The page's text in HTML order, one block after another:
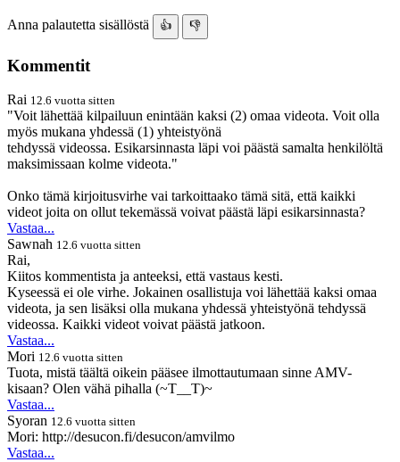
Anna palautetta sisällöstä 👍 👎
Kommentit
Rai 12.6 vuotta sitten
"Voit lähettää kilpailuun enintään kaksi (2) omaa videota. Voit olla
myös mukana yhdessä (1) yhteistyönä
tehdyssä videossa. Esikarsinnasta läpi voi päästä samalta henkilöltä
maksimissaan kolme videota."
Onko tämä kirjoitusvirhe vai tarkoittaako tämä sitä, että kaikki
videot joita on ollut tekemässä voivat päästä läpi esikarsinnasta?
Vastaa...
Sawnah 12.6 vuotta sitten
Rai,
Kiitos kommentista ja anteeksi, että vastaus kesti.
Kyseessä ei ole virhe. Jokainen osallistuja voi lähettää kaksi omaa
videota, ja sen lisäksi olla mukana yhdessä yhteistyönä tehdyssä
videossa. Kaikki videot voivat päästä jatkoon.
Vastaa...
Mori 12.6 vuotta sitten
Tuota, mistä täältä oikein pääsee ilmottautumaan sinne AMV-
kisaan? Olen vähä pihalla (~T__T)~
Vastaa...
Syoran 12.6 vuotta sitten
Mori: http://desucon.fi/desucon/amvilmo
Vastaa...